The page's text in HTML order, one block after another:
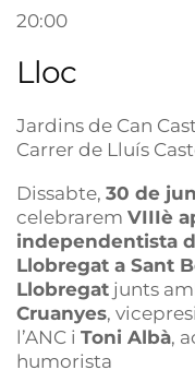
20:00
Lloc
Jardins de Can
Carrer de Lluís
Dissabte, 30 de
celebrarem VIIIè
independentista
Llobregat a Sant
Llobregat junts
Cruanyes,
l’ANC i Toni Albà,
humorista